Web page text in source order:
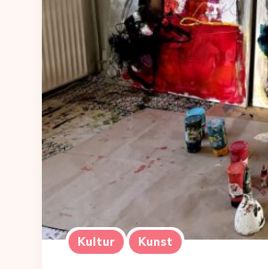
Kultur Kunst